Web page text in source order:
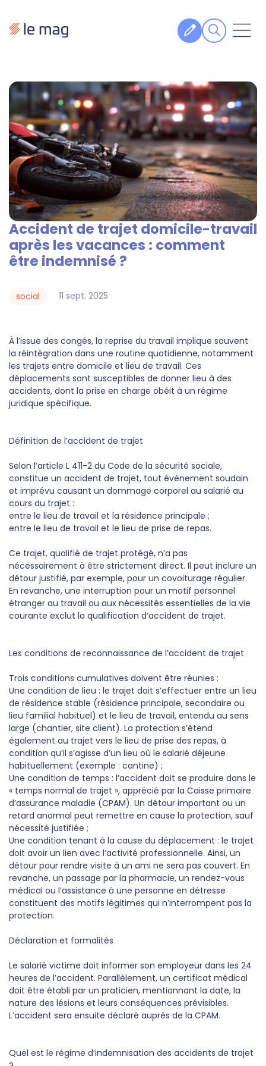
Fiches pratiques
Veille
Podcasts
Legal design
À propos
Suivez-nous
Accident de trajet domicile-travail
après les vacances : comment
être indemnisé ?
11 sept. 2025
social
À l’issue des congés, la reprise du travail implique souvent
la réintégration dans une routine quotidienne, notamment
les trajets entre domicile et lieu de travail. Ces
déplacements sont susceptibles de donner lieu à des
accidents, dont la prise en charge obéit à un régime
juridique spécifique.
Définition de l’accident de trajet
Selon l’article L 411-2 du Code de la sécurité sociale,
constitue un accident de trajet, tout événement soudain
et imprévu causant un dommage corporel au salarié au
cours du trajet :
entre le lieu de travail et la résidence principale ;
entre le lieu de travail et le lieu de prise de repas.
Ce trajet, qualifié de trajet protégé, n’a pas
nécessairement à être strictement direct. Il peut inclure un
détour justifié, par exemple, pour un covoiturage régulier.
En revanche, une interruption pour un motif personnel
étranger au travail ou aux nécessités essentielles de la vie
courante exclut la qualification d’accident de trajet.
Les conditions de reconnaissance de l’accident de trajet
Trois conditions cumulatives doivent être réunies :
Une condition de lieu : le trajet doit s’effectuer entre un lieu
de résidence stable (résidence principale, secondaire ou
lieu familial habituel) et le lieu de travail, entendu au sens
large (chantier, site client). La protection s’étend
également au trajet vers le lieu de prise des repas, à
condition qu’il s’agisse d’un lieu où le salarié déjeune
habituellement (exemple : cantine) ;
Une condition de temps : l’accident doit se produire dans le
« temps normal de trajet », apprécié par la Caisse primaire
d’assurance maladie (CPAM). Un détour important ou un
retard anormal peut remettre en cause la protection, sauf
nécessité justifiée ;
Une condition tenant à la cause du déplacement : le trajet
doit avoir un lien avec l’activité professionnelle. Ainsi, un
détour pour rendre visite à un ami ne sera pas couvert. En
revanche, un passage par la pharmacie, un rendez-vous
médical ou l’assistance à une personne en détresse
constituent des motifs légitimes qui n’interrompent pas la
protection.
Déclaration et formalités
Le salarié victime doit informer son employeur dans les 24
heures de l’accident. Parallèlement, un certificat médical
doit être établi par un praticien, mentionnant la date, la
nature des lésions et leurs conséquences prévisibles.
L’accident sera ensuite déclaré auprès de la CPAM.
Quel est le régime d’indemnisation des accidents de trajet